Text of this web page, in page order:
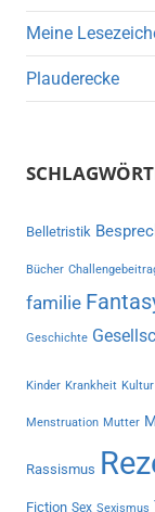
Meine
Plauderecke
Belletristik
Bücher
familie
Geschichte
Kinder Krankheit Kultur
Menstruation Mutter
Rassismus
Fiction Sex Sexismus